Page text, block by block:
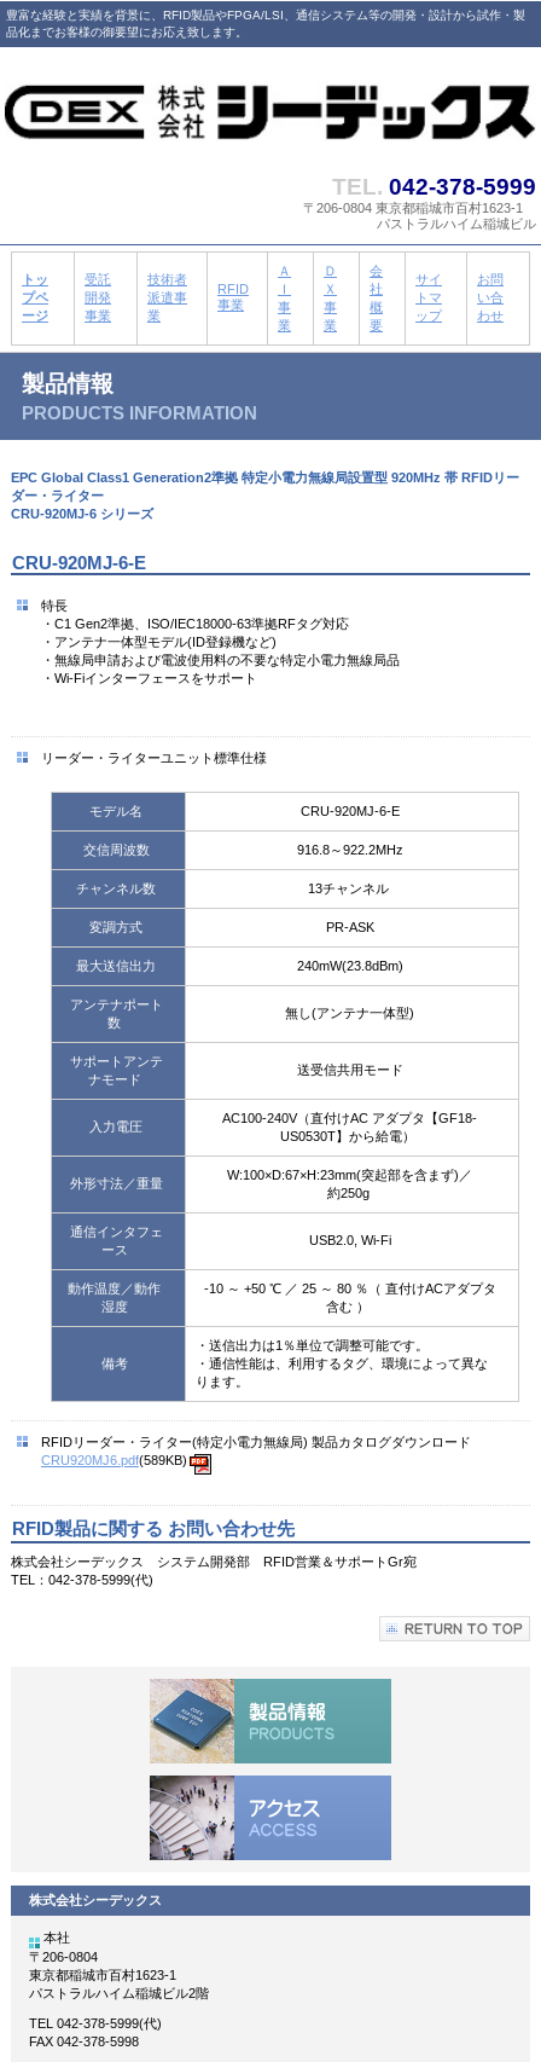
豊富な経験と実績を背景に、RFID製品やFPGA/LSI、通信システム等の開発・設計から試作・製
品化までお客様の御要望にお応え致します。
TEL. 042-378-5999
〒206-0804 東京都稲城市百村1623-1
パストラルハイム稲城ビル
トッ
プペ
ージ
受託
開発
事業
技術者
派遣事
業
RFID
事業
Ａ
Ｉ
事
業
Ｄ
Ｘ
事
業
会
社
概
要
サイ
トマ
ップ
お問
い合
わせ
製品情報
PRODUCTS INFORMATION
EPC Global Class1 Generation2準拠 特定小電力無線局設置型 920MHz 帯 RFIDリー
ダー・ライター
CRU-920MJ-6 シリーズ
CRU-920MJ-6-E
特長
・C1 Gen2準拠、ISO/IEC18000-63準拠RFタグ対応
・アンテナ一体型モデル(ID登録機など)
・無線局申請および電波使用料の不要な特定小電力無線局品
・Wi-Fiインターフェースをサポート
リーダー・ライターユニット標準仕様
モデル名 CRU-920MJ-6-E
交信周波数 916.8～922.2MHz
チャンネル数 13チャンネル
変調方式 PR-ASK
最大送信出力 240mW(23.8dBm)
アンテナポート
数
無し(アンテナ一体型)
サポートアンテ
ナモード
送受信共用モード
入力電圧
AC100-240V（直付けAC アダプタ【GF18-
US0530T】から給電）
外形寸法／重量
W:100×D:67×H:23mm(突起部を含まず)／
約250g
通信インタフェ
ース
USB2.0, Wi-Fi
動作温度／動作
湿度
-10 ～ +50 ℃ ／ 25 ～ 80 ％（ 直付けACアダプタ
含む ）
備考
・送信出力は1％単位で調整可能です。
・通信性能は、利用するタグ、環境によって異な
ります。
RFIDリーダー・ライター(特定小電力無線局) 製品カタログダウンロード
CRU920MJ6.pdf(589KB)
RFID製品に関する お問い合わせ先
株式会社シーデックス システム開発部 RFID営業＆サポートGr宛
TEL：042-378-5999(代)
株式会社シーデックス
本社
〒206-0804
東京都稲城市百村1623-1
パストラルハイム稲城ビル2階
TEL 042-378-5999(代)
FAX 042-378-5998